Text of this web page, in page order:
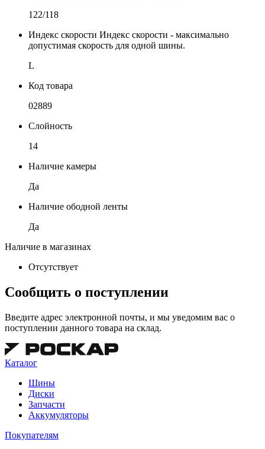
122/118
Индекс скорости Индекс скорости - максимально
допустимая скорость для одной шины.
L
Код товара
02889
Слойность
14
Наличие камеры
Да
Наличие ободной ленты
Да
Наличие в магазинах
Отсутствует
Сообщить о поступлении
Введите адрес электронной почты, и мы уведомим вас о
поступлении данного товара на склад.
Каталог
Шины
Диски
Запчасти
Аккумуляторы
Покупателям